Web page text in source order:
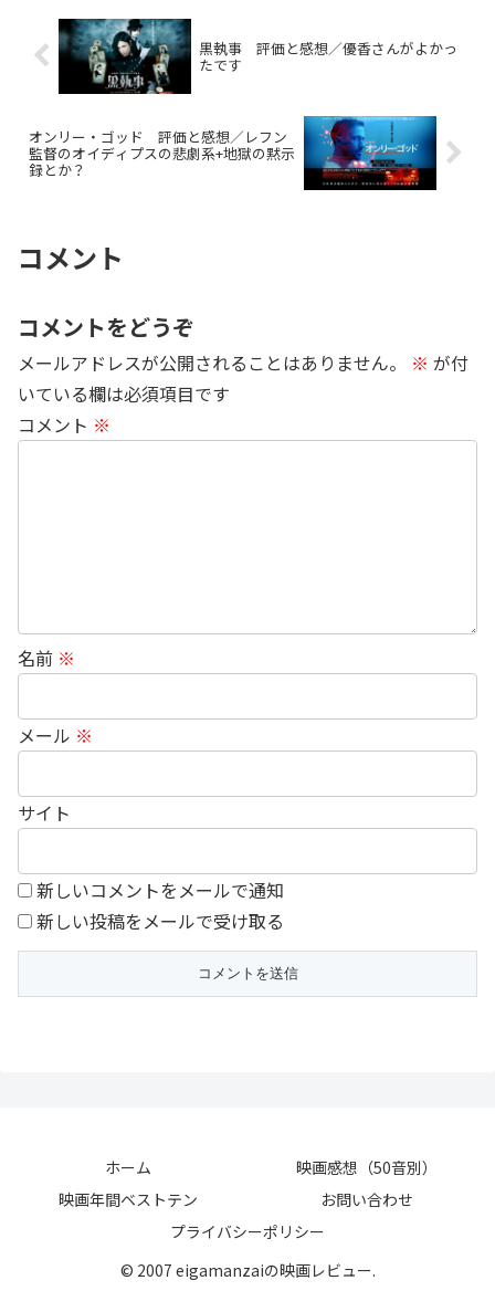
黒執事 評価と感想／優香さんがよかっ
たです
オンリー・ゴッド 評価と感想／レフン
監督のオイディプスの悲劇系+地獄の黙示
録とか？
コメント
コメントをどうぞ
メールアドレスが公開されることはありません。 ※ が付
いている欄は必須項目です
コメント ※
名前 ※
メール ※
サイト
新しいコメントをメールで通知
新しい投稿をメールで受け取る
ホーム
映画感想（50音別）
映画年間ベストテン
お問い合わせ
プライバシーポリシー
© 2007 eigamanzaiの映画レビュー.